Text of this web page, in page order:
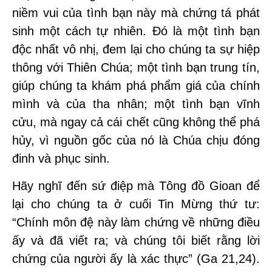
niềm vui của tình bạn này mà chứng tá phát
sinh một cách tự nhiên. Đó là một tình bạn
độc nhất vô nhị, đem lại cho chúng ta sự hiệp
thông với Thiên Chúa; một tình bạn trung tín,
giúp chúng ta khám phá phẩm giá của chính
mình và của tha nhân; một tình bạn vĩnh
cửu, mà ngay cả cái chết cũng không thể phá
hủy, vì nguồn gốc của nó là Chúa chịu đóng
đinh và phục sinh.
Hãy nghĩ đến sứ điệp mà Tông đồ Gioan để
lại cho chúng ta ở cuối Tin Mừng thứ tư:
“Chính môn đệ này làm chứng về những điều
ấy và đã viết ra; và chúng tôi biết rằng lời
chứng của người ấy là xác thực” (Ga 21,24).